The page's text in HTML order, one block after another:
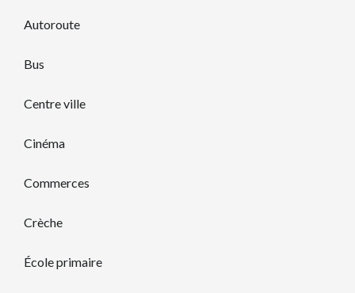
Autoroute
Bus
Centre ville
Cinéma
Commerces
Crèche
École primaire